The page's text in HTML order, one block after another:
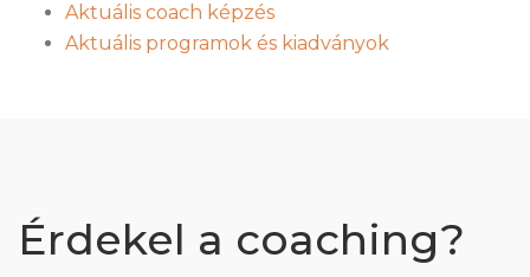
Aktuális coach képzés
Aktuális programok és kiadványok
Érdekel a coaching?